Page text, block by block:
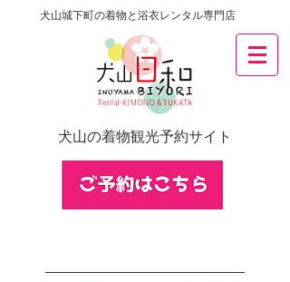
犬山城下町の着物と浴衣レンタル専門店
犬山の着物観光予約サイト